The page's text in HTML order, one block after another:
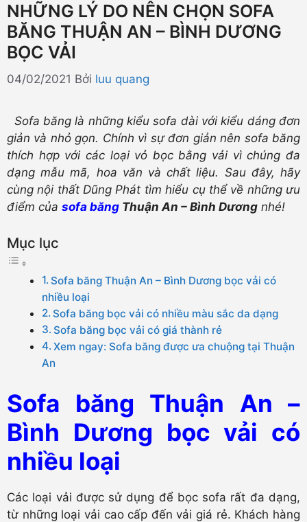
NHỮNG LÝ DO NÊN CHỌN SOFA
BĂNG THUẬN AN – BÌNH DƯƠNG
BỌC VẢI
04/02/2021 Bởi luu quang
Sofa băng là những kiểu sofa dài với kiểu dáng đơn
giản và nhỏ gọn. Chính vì sự đơn giản nên sofa băng
thích hợp với các loại vỏ bọc bằng vải vì chúng đa
dạng mẫu mã, hoa văn và chất liệu. Sau đây, hãy
cùng nội thất Dũng Phát tìm hiểu cụ thể về những ưu
điểm của sofa băng Thuận An – Bình Dương nhé!
Mục lục
Sofa băng Thuận An – Bình Dương bọc vải có
nhiều loại
Sofa băng bọc vải có nhiều màu sắc da dạng
Sofa băng bọc vải có giá thành rẻ
Xem ngay: Sofa băng được ưa chuộng tại Thuận
An
Sofa băng Thuận An –
Bình Dương bọc vải có
nhiều loại
Các loại vải được sử dụng để bọc sofa rất đa dạng,
từ những loại vải cao cấp đến vải giá rẻ. Khách hàng